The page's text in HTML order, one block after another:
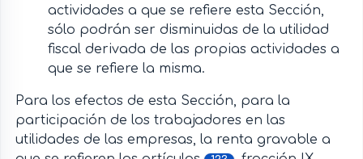
actividades a que se refiere esta Sección,
sólo podrán ser disminuidas de la utilidad
fiscal derivada de las propias actividades a
que se refiere la misma.
Para los efectos de esta Sección, para la
participación de los trabajadores en las
utilidades de las empresas, la renta gravable a